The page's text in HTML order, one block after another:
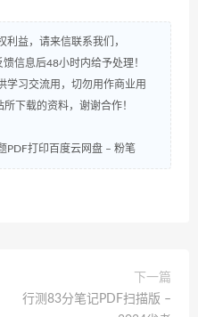
利益，请来信联系我们，
信息后48小时内给予处理！
学习交流用，切勿用作商业用
下载的资料，谢谢合作！
PDF打印百度云网盘 – 粉笔
下一篇
行测83分笔记PDF扫描版 –